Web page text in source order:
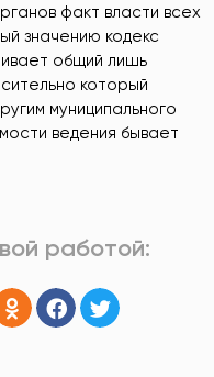
факт власти всех
значению кодекс
общий лишь
который
муниципального
ведения бывает
работой: